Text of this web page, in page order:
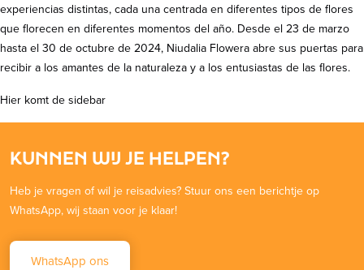
experiencias distintas, cada una centrada en diferentes tipos de flores
que florecen en diferentes momentos del año. Desde el 23 de marzo
hasta el 30 de octubre de 2024, Niudalia Flowera abre sus puertas para
recibir a los amantes de la naturaleza y a los entusiastas de las flores.
Hier komt de sidebar
KUNNEN WIJ JE HELPEN?
Heb je vragen of wil je reisadvies? Stuur ons een berichtje op
WhatsApp, wij staan voor je klaar!
WhatsApp ons